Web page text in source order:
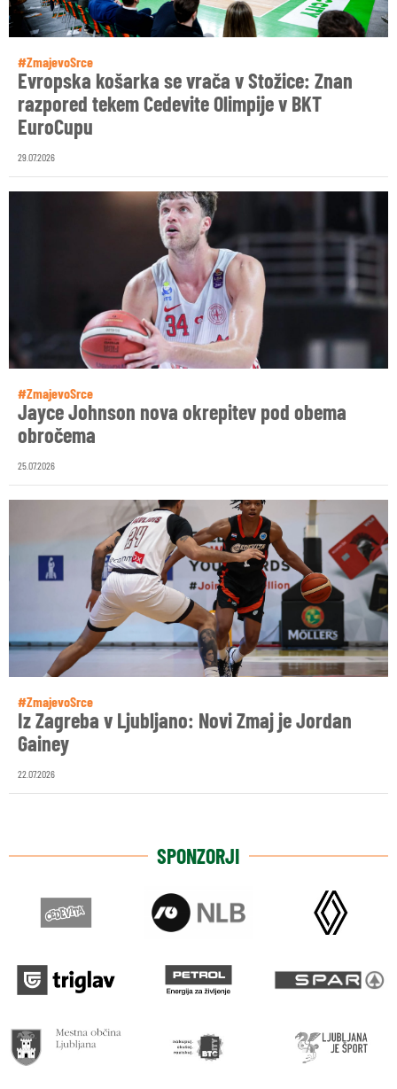
#ZmajevoSrce
Evropska košarka se vrača v Stožice: Znan
razpored tekem Cedevite Olimpije v BKT
EuroCupu
29.07.2026
#ZmajevoSrce
Jayce Johnson nova okrepitev pod obema
obročema
25.07.2026
#ZmajevoSrce
Iz Zagreba v Ljubljano: Novi Zmaj je Jordan
Gainey
22.07.2026
SPONZORJI